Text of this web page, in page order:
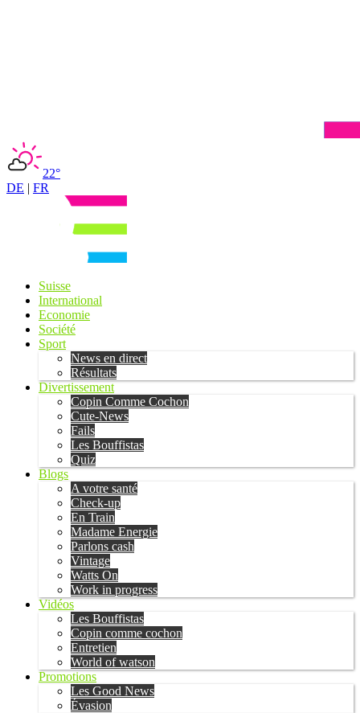
22°
DE | FR
Suisse
International
Economie
Société
Sport
News en direct
Résultats
Divertissement
Copin Comme Cochon
Cute-News
Fails
Les Bouffistas
Quiz
Blogs
A votre santé
Check-up
En Train
Madame Energie
Parlons cash
Vintage
Watts On
Work in progress
Vidéos
Les Bouffistas
Copin comme cochon
Entretien
World of watson
Promotions
Les Good News
Évasion